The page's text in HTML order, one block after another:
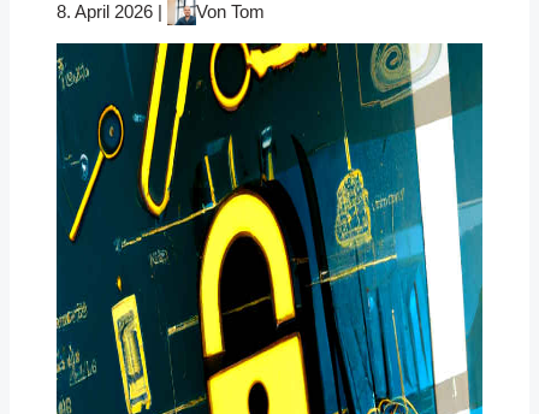
8. April 2026 | Von Tom